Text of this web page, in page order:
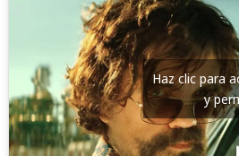
Haz clic para
y